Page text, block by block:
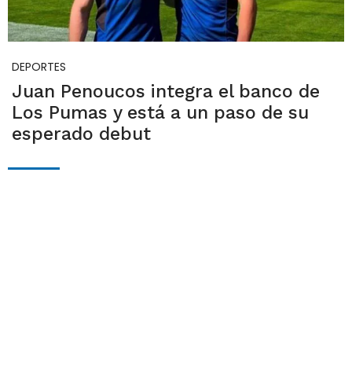
DEPORTES
Juan Penoucos integra el banco de
Los Pumas y está a un paso de su
esperado debut